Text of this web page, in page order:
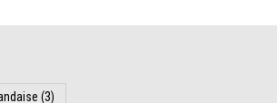
(3)